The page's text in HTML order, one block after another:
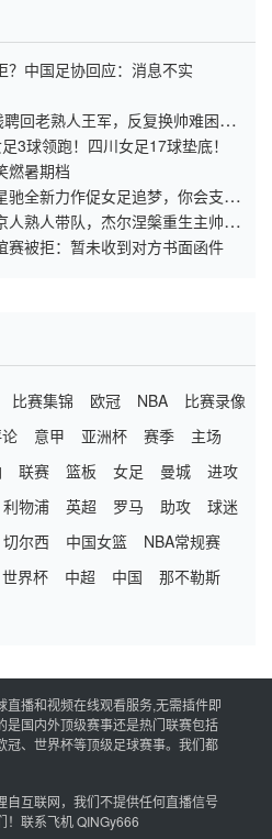
？中国足协回应：消息不实
回老熟人王军，反复换帅难困住
3球领跑！四川女足17球垫底！
燃暑期档
驰全新力作促女足追梦，你会支持
人熟人带队，杰尔涅槃重生主帅被
赛被拒：暂未收到对方书面函件
比赛集锦 欧冠 NBA
比赛录像
意甲 亚洲杯 赛季
主场
联赛 篮板 女足 曼城
进攻
利物浦 英超 罗马 助攻
球迷
切尔西 中国女篮
NBA常规赛
世界杯 中超 中国
那不勒斯
播和视频在线观看服务,无需插件即
国内外顶级赛事还是热门联赛包括
、世界杯等顶级足球赛事。我们都
互联网，我们不提供任何直播信号
！联系飞机 QINGy666